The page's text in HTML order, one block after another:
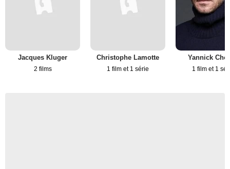
Jacques Kluger
2 films
Christophe Lamotte
1 film et 1 série
Yannick
1 film et 1